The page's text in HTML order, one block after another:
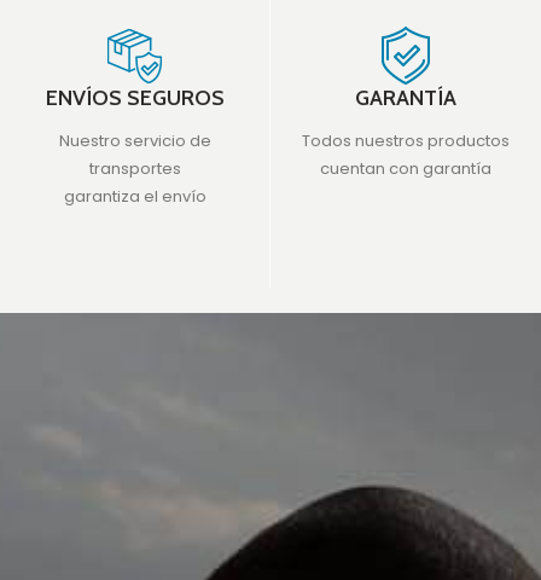
ENVÍOS SEGUROS
Nuestro servicio de
transportes
garantiza el envío
GARANTÍA
Todos nuestros productos
cuentan con garantía